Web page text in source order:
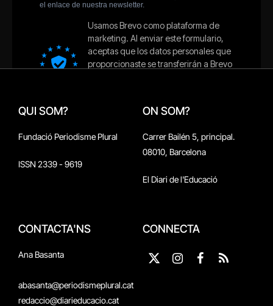
QUI SOM?
Fundació Periodisme Plural
ISSN 2339 - 9619
ON SOM?
Carrer Bailén 5, principal.
08010, Barcelona
El Diari de l'Educació
CONTACTA'NS
Ana Basanta
abasanta@periodismeplural.cat
redaccio@diarieducacio.cat
CONNECTA
X
Instagram
Facebook
RSS